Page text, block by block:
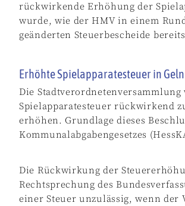
rückwirkende Erhöhung der
wurde, wie der HMV in einem
geänderten Steuerbescheide
Erhöhte Spielapparatesteuer in
Die
Spielapparatesteuer rückwirkend
erhöhen. Grundlage dieses
Kommunalabgabengesetzes
Die Rückwirkung der
Rechtsprechung des
einer Steuer unzulässig, wenn der